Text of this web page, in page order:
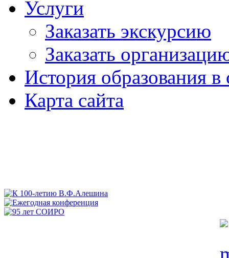
Услуги
Заказать экскурсию
Заказать
История образования в
Карта сайта